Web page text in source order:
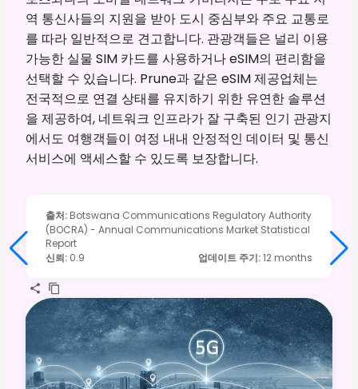
역 통신사들의 지원을 받아 도시 중심부와 주요 교통로
를 따라 일반적으로 견고합니다. 관광객들은 널리 이용
가능한 실물 SIM 카드를 사용하거나 eSIM의 편리함을
선택할 수 있습니다. Prune과 같은 eSIM 제공업체는
전국적으로 연결 상태를 유지하기 위한 유연한 솔루션
을 제공하여, 네트워크 인프라가 잘 구축된 인기 관광지
에서도 여행객들이 여정 내내 안정적인 데이터 및 통신
서비스에 액세스할 수 있도록 보장합니다.
출처: Botswana Communications Regulatory Authority
(BOCRA) - Annual Communications Market Statistical
Report
신뢰: 0.9 업데이트 주기:12 months